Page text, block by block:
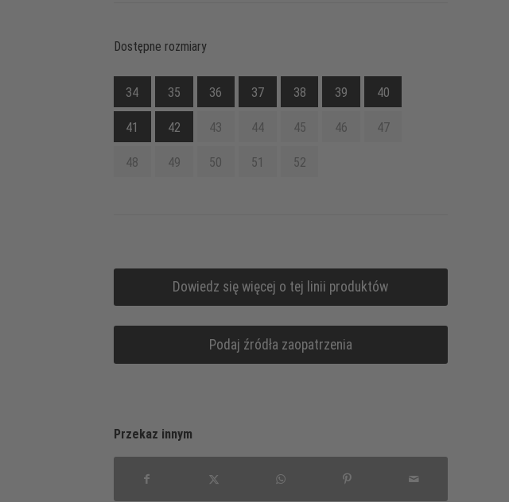
Dostępne rozmiary
34 35 36 37 38 39 40
41 42 43 44 45 46 47
48 49 50 51 52
Dowiedz się więcej o tej linii produktów
Podaj źródła zaopatrzenia
Przekaz innym